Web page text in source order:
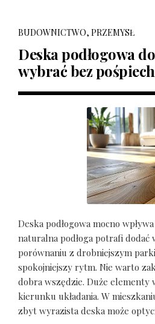
BUDOWNICTWO, PRZEMYSŁ
Deska podłogowa
wybrać bez
Deska podłogowa mocno
naturalna podłoga potrafi
porównaniu z drobniejszym
spokojniejszy rytm. Nie warto
dobra wszędzie. Duże elementy
kierunku układania. W
zbyt wyrazista deska może